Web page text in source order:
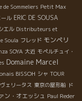
Sommeliers Petit Max
ル ERIC DE SOUSA
エル Distributeurs et
Soula フレッド モンペリ
SOYA 大近 モペルチュイ・
Domaine Marcel
BISSOH シャ TOUR
ェリータス 東京の屋形船 ド
ン・オエッシュ Paul Reder